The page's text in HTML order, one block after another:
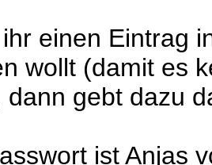
einen Eintrag
wollt (damit es
dann gebt dazu
ist Anjas